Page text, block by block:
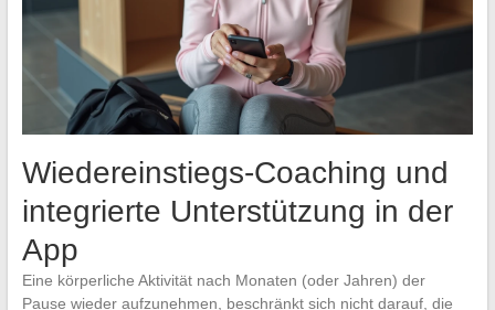
Wiedereinstiegs-Coaching und
integrierte Unterstützung in der
App
Eine körperliche Aktivität nach Monaten (oder Jahren) der
Pause wieder aufzunehmen, beschränkt sich nicht darauf, die